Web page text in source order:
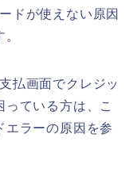
ドが使えない原因
払画面でクレジッ
っている方は、こ
エラーの原因を参